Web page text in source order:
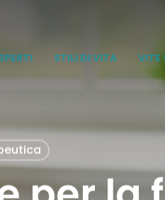
STILI DI VITA VITE